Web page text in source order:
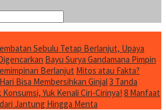
Sebulu Tetap Berlanjut, Upaya
Bayu Surya Gandamana Pimpin
Berlanjut Mitos atau Fakta?
Bisa Membersihkan Ginjal3 Tanda
Yuk Kenali Ciri-Cirinya! 8 Manfaat
Jantung Hingga Menta